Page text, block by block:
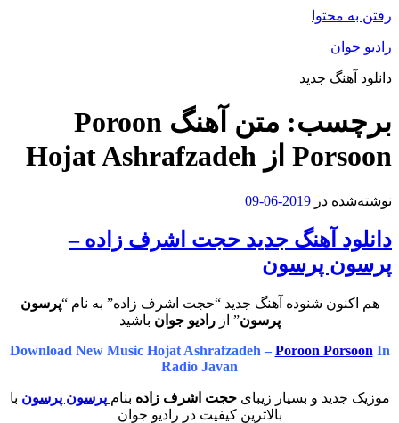
رفتن به محتوا
رادیو جوان
دانلود آهنگ جدید
برچسب:
متن آهنگ Poroon
Porsoon از Hojat Ashrafzadeh
نوشته‌شده در 2019-06-09
دانلود آهنگ جدید حجت اشرف زاده –
پرسون پرسون
هم اکنون شنوده آهنگ جدید “حجت اشرف زاده” به نام “پرسون
پرسون” ازرادیو جوان باشید
Download New Music Hojat Ashrafzadeh – Poroon Porsoon In
Radio Javan
موزیک جدید و بسیار زیبایحجت اشرف زاده بنام پرسون پرسون با
بالاترین کیفیت در رادیو جوان